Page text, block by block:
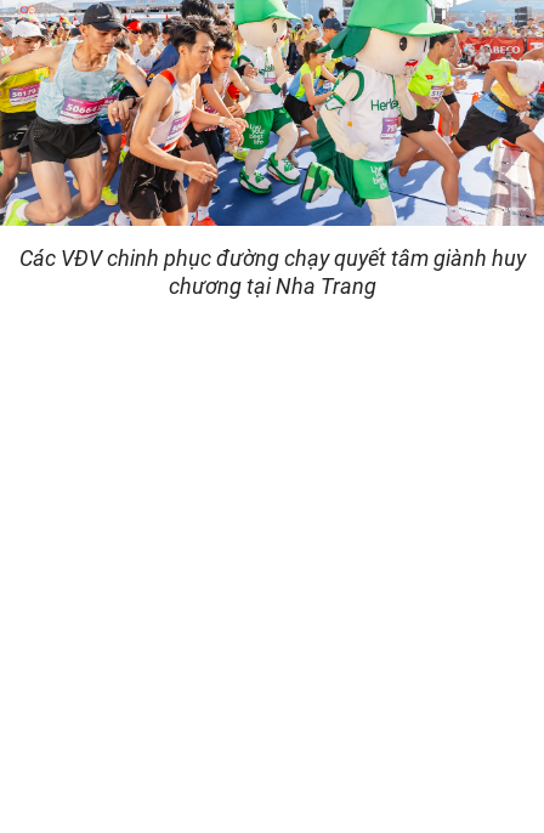
Các VĐV chinh phục đường chạy quyết tâm giành huy
chương tại Nha Trang